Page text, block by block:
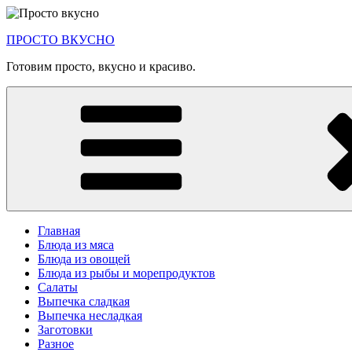
Перейти
содержимому
ПРОСТО ВКУСНО
Готовим просто, вкусно и красиво.
Главная
Блюда из мяса
Блюда из овощей
Блюда из рыбы и морепродуктов
Салаты
Выпечка сладкая
Выпечка несладкая
Заготовки
Разное